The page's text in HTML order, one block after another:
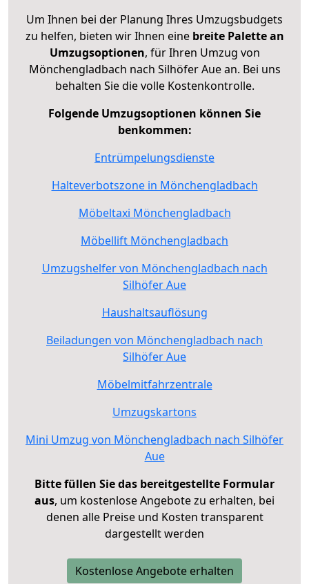
Um Ihnen bei der Planung Ihres Umzugsbudgets
zu helfen, bieten wir Ihnen eine breite Palette an
Umzugsoptionen, für Ihren Umzug von
Mönchengladbach nach Silhöfer Aue an. Bei uns
behalten Sie die volle Kostenkontrolle.
Folgende Umzugsoptionen können Sie
benkommen:
Entrümpelungsdienste
Halteverbotszone in Mönchengladbach
Möbeltaxi Mönchengladbach
Möbellift Mönchengladbach
Umzugshelfer von Mönchengladbach nach
Silhöfer Aue
Haushaltsauflösung
Beiladungen von Mönchengladbach nach
Silhöfer Aue
Möbelmitfahrzentrale
Umzugskartons
Mini Umzug von Mönchengladbach nach Silhöfer
Aue
Bitte füllen Sie das bereitgestellte Formular
aus, um kostenlose Angebote zu erhalten, bei
denen alle Preise und Kosten transparent
dargestellt werden
Kostenlose Angebote erhalten